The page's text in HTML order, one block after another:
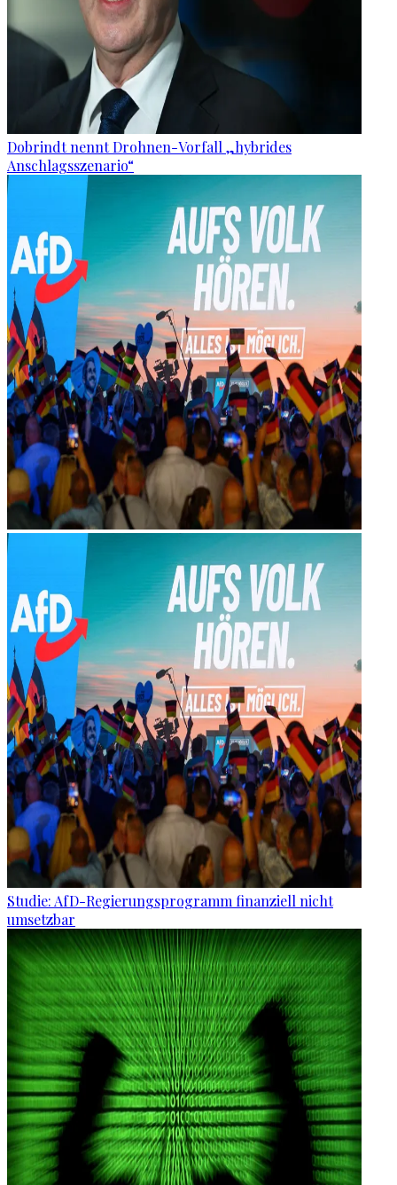
Dobrindt nennt Drohnen-Vorfall „hybrides
Anschlagsszenario“
Studie: AfD-Regierungsprogramm finanziell nicht
umsetzbar